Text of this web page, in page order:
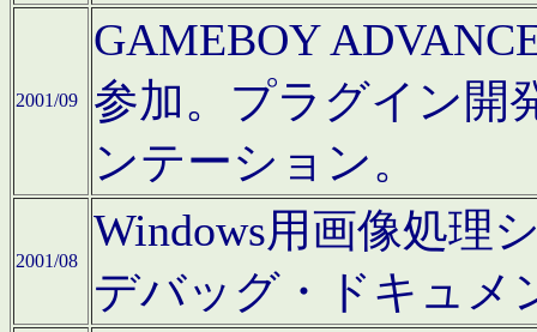
2001/09
GAMEBOY
参加。プラグイン開
ンテーション。
2001/08
Windows用画像処理
デバッグ・ドキュメ